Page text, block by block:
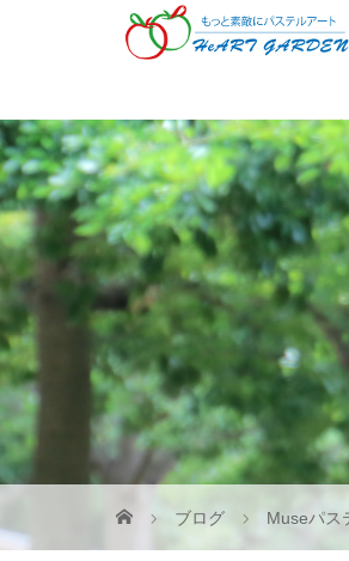
Museパ
ブログ Museパス